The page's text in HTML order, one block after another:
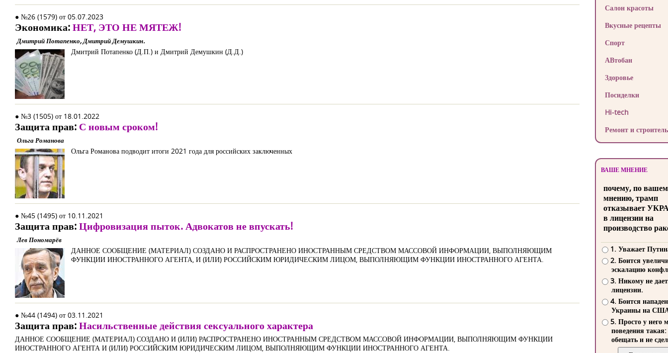
● №26 (1579) от 05.07.2023
Экономика:НЕТ, ЭТО НЕ МЯТЕЖ!
Дмитрий Потапенко, Дмитрий Демушкин.
Дмитрий Потапенко (Д.П.) и Дмитрий Демушкин (Д.Д.)
● №3 (1505) от 18.01.2022
Защита прав: С новым сроком!
Ольга Романова
Ольга Романова подводит итоги 2021 года для российских заключенных
● №45 (1495) от 10.11.2021
Защита прав:Цифровизация пыток. Адвокатов не впускать!
Лев Пономарёв
ДАННОЕ СООБЩЕНИЕ (МАТЕРИАЛ) СОЗДАНО И РАСПРОСТРАНЕНО ИНОСТРАННЫМ СРЕДСТВОМ МАССОВОЙ ИНФОРМАЦИИ, ВЫПОЛНЯЮЩИМ
ФУНКЦИИ ИНОСТРАННОГО АГЕНТА, И (ИЛИ) РОССИЙСКИМ ЮРИДИЧЕСКИМ ЛИЦОМ, ВЫПОЛНЯЮЩИМ ФУНКЦИИ ИНОСТРАННОГО АГЕНТА.
● №44 (1494) от 03.11.2021
Защита прав:Насильственные действия сексуального характера
ДАННОЕ СООБЩЕНИЕ (МАТЕРИАЛ) СОЗДАНО И (ИЛИ) РАСПРОСТРАНЕНО ИНОСТРАННЫМ СРЕДСТВОМ МАССОВОЙ ИНФОРМАЦИИ, ВЫПОЛНЯЮЩИМ ФУНКЦИИ
ИНОСТРАННОГО АГЕНТА И (ИЛИ) РОССИЙСКИМ ЮРИДИЧЕСКИМ ЛИЦОМ, ВЫПОЛНЯЮЩИМ ФУНКЦИИ ИНОСТРАННОГО АГЕНТА.
Салон красоты
Вкусные рецепты
Спорт
АВтобан
Здоровье
Посиделки
Hi-tech
Ремонт и
ВАШЕ МНЕНИЕ
почему, по
мнению, трамп
отказывает
в лицензии на
производство
1. Уважает
2. Боится
эскалацию
3. Никому не
лицензии.
4. Боится
Украины на
5. Просто у него
поведения такая:
обещать и не